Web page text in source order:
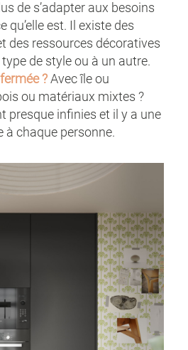
de s’adapter aux besoins
qu’elle est. Il existe des
des ressources décoratives
de style ou à un autre.
?Avec île ou
ou matériaux mixtes ?
presque infinies et il y a une
à chaque personne.